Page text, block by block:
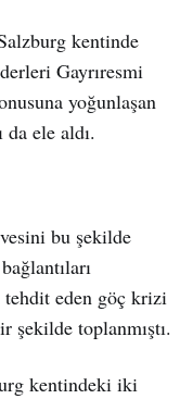
kentinde
Gayrıresmi
yoğunlaşan
ele aldı.
bu şekilde
eden göç krizi
şekilde toplanmıştı.
kentindeki iki